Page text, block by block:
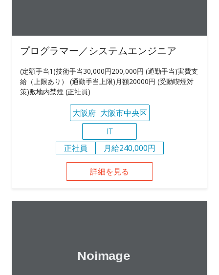
プログラマー／システムエンジニア
(定額手当1)技術手当30,000円200,000円 (通勤手当)実費支
給（上限あり） (通勤手当上限)月額20000円 (受動喫煙対
策)敷地内禁煙 (正社員)
大阪府 大阪市中央区
IT
正社員
月給240,000円
詳細を見る